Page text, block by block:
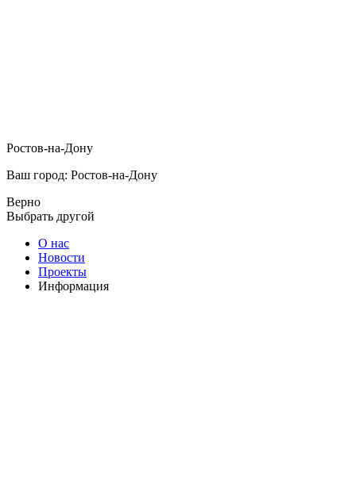
Ростов-на-Дону
Ваш город: Ростов-на-Дону
Верно
Выбрать другой
О нас
Новости
Проекты
Информация